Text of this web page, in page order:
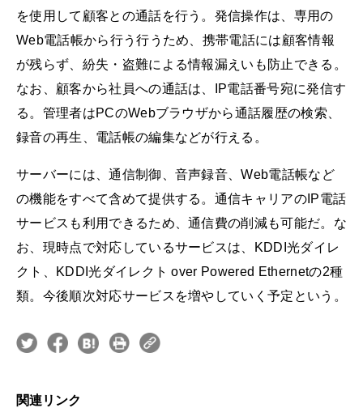
を使用して顧客との通話を行う。発信操作は、専用の
Web電話帳から行う行うため、携帯電話には顧客情報
が残らず、紛失・盗難による情報漏えいも防止できる。
なお、顧客から社員への通話は、IP電話番号宛に発信す
る。管理者はPCのWebブラウザから通話履歴の検索、
録音の再生、電話帳の編集などが行える。
サーバーには、通信制御、音声録音、Web電話帳など
の機能をすべて含めて提供する。通信キャリアのIP電話
サービスも利用できるため、通信費の削減も可能だ。な
お、現時点で対応しているサービスは、KDDI光ダイレ
クト、KDDI光ダイレクト over Powered Ethernetの2種
類。今後順次対応サービスを増やしていく予定という。
関連リンク